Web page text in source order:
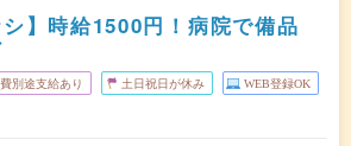
シ】時給1500円！病院で備品
別途支給あり 土日祝日が休み WEB登録OK